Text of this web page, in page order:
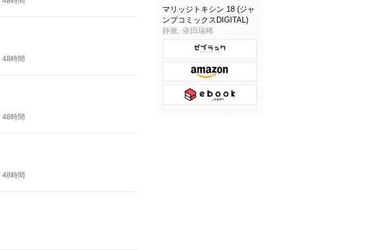
48時間
48時間
48時間
マリッジトキシン 18 (ジャ
ンプコミックスDIGITAL)
静脈, 依田瑞稀